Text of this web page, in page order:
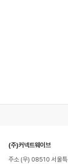
(주)커넥트웨이브
주소 (우) 08510 서울